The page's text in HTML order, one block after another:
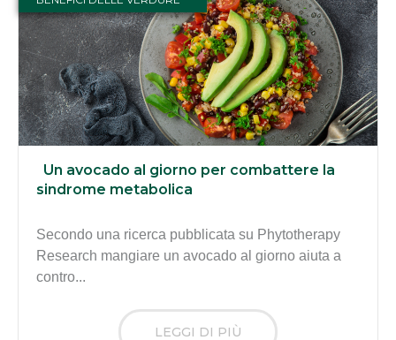
Un avocado al giorno per combattere la
sindrome metabolica
Secondo una ricerca pubblicata su Phytotherapy
Research mangiare un avocado al giorno aiuta a
contro...
LEGGI DI PIÙ